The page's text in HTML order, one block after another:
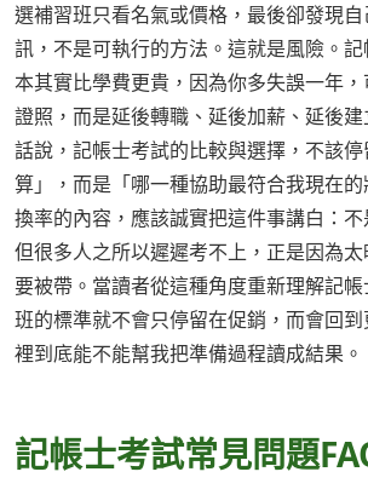
選補習班只看名氣或價格，最後卻發現
訊，不是可執行的方法。這就是風險。
本其實比學費更貴，因為你多失誤一年
證照，而是延後轉職、延後加薪、延後
話說，記帳士考試的比較與選擇，不該
算」，而是「哪一種協助最符合我現在
換率的內容，應該誠實把這件事講白：不
但很多人之所以遲遲考不上，正是因為
要被帶。當讀者從這種角度重新理解記
班的標準就不會只停留在促銷，而會回
裡到底能不能幫我把準備過程讀成結果。
記帳士考試常見問題